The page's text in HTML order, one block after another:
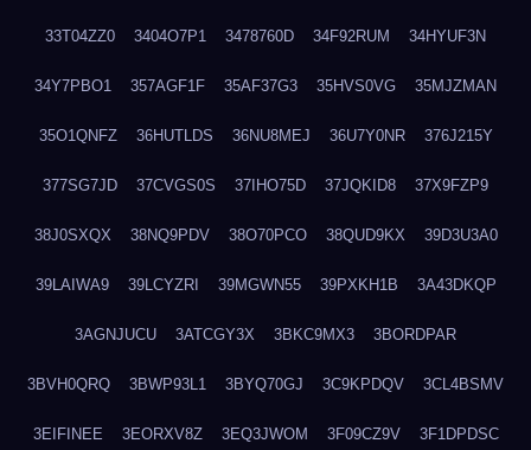
33T04ZZ0 3404O7P1 3478760D 34F92RUM 34HYUF3N
34Y7PBO1 357AGF1F 35AF37G3 35HVS0VG 35MJZMAN
35O1QNFZ 36HUTLDS 36NU8MEJ 36U7Y0NR 376J215Y
377SG7JD 37CVGS0S 37IHO75D 37JQKID8 37X9FZP9
38J0SXQX 38NQ9PDV 38O70PCO 38QUD9KX 39D3U3A0
39LAIWA9 39LCYZRI 39MGWN55 39PXKH1B 3A43DKQP
3AGNJUCU 3ATCGY3X 3BKC9MX3 3BORDPAR
3BVH0QRQ 3BWP93L1 3BYQ70GJ 3C9KPDQV 3CL4BSMV
3EIFINEE 3EORXV8Z 3EQ3JWOM 3F09CZ9V 3F1DPDSC